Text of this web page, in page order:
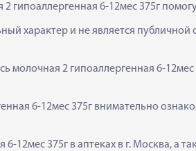
гипоаллергенная 6-12мес 375г
характер и не является публичной
молочная 2 гипоаллергенная 6-
6-12мес 375г внимательно
12мес 375г в аптеках в г. Москва,